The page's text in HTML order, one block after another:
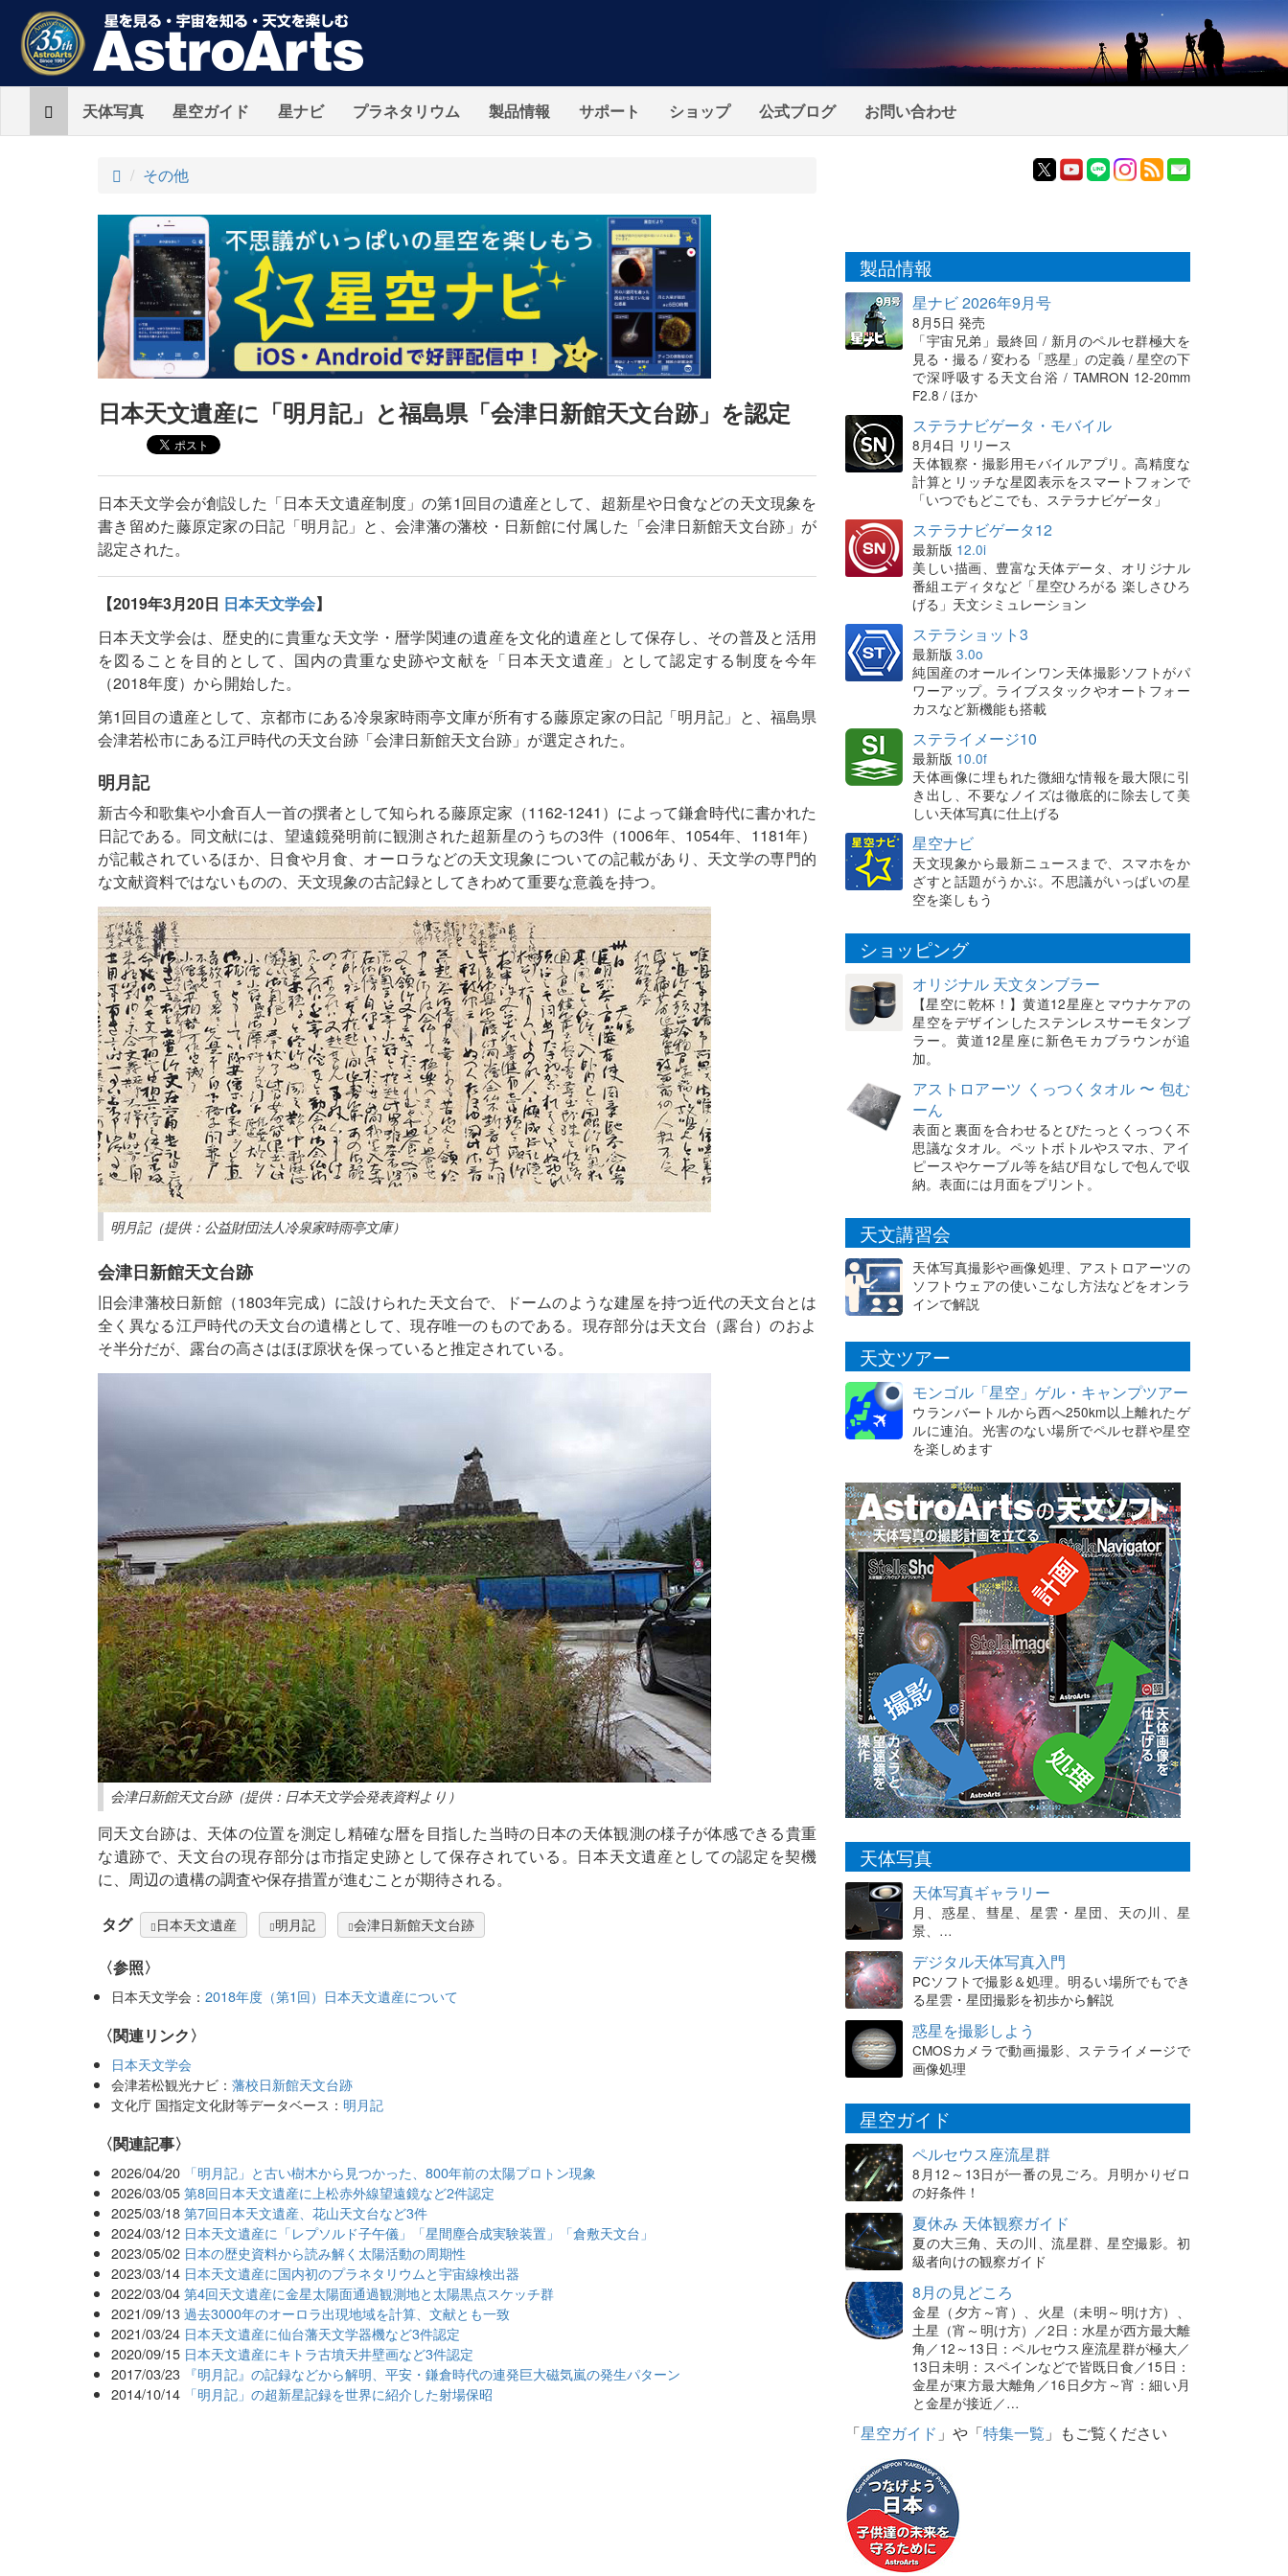
Home天体写真 星空ガイド 星ナビ プラネタリウム 製品情報 サポート ショップ 公式ブログ お問い合わせ
ト
プ
その他
日本天文遺産に「明月記」と福島県「会津日新館天文台跡」を認定
日本天文学会が創設した「日本天文遺産制度」の第1回目の遺産として、超新星や日食などの天文現象を
書き留めた藤原定家の日記「明月記」と、会津藩の藩校・日新館に付属した「会津日新館天文台跡」が
認定された。
【2019年3月20日 日本天文学会】
日本天文学会は、歴史的に貴重な天文学・暦学関連の遺産を文化的遺産として保存し、その普及と活用
を図ることを目的として、国内の貴重な史跡や文献を「日本天文遺産」として認定する制度を今年
（2018年度）から開始した。
第1回目の遺産として、京都市にある冷泉家時雨亭文庫が所有する藤原定家の日記「明月記」と、福島県
会津若松市にある江戸時代の天文台跡「会津日新館天文台跡」が選定された。
明月記
新古今和歌集や小倉百人一首の撰者として知られる藤原定家（1162-1241）によって鎌倉時代に書かれた
日記である。同文献には、望遠鏡発明前に観測された超新星のうちの3件（1006年、1054年、1181年）
が記載されているほか、日食や月食、オーロラなどの天文現象についての記載があり、天文学の専門的
な文献資料ではないものの、天文現象の古記録としてきわめて重要な意義を持つ。
明月記（提供：公益財団法人冷泉家時雨亭文庫）
会津日新館天文台跡
旧会津藩校日新館（1803年完成）に設けられた天文台で、ドームのような建屋を持つ近代の天文台とは
全く異なる江戸時代の天文台の遺構として、現存唯一のものである。現存部分は天文台（露台）のおよ
そ半分だが、露台の高さはほぼ原状を保っていると推定されている。
会津日新館天文台跡（提供：日本天文学会発表資料より）
同天文台跡は、天体の位置を測定し精確な暦を目指した当時の日本の天体観測の様子が体感できる貴重
な遺跡で、天文台の現存部分は市指定史跡として保存されている。日本天文遺産としての認定を契機
に、周辺の遺構の調査や保存措置が進むことが期待される。
タグ 日本天文遺産 明月記 会津日新館天文台跡
〈参照〉
日本天文学会：2018年度（第1回）日本天文遺産について
〈関連リンク〉
日本天文学会
会津若松観光ナビ：藩校日新館天文台跡
文化庁 国指定文化財等データベース： 明月記
関連記事
2026/04/20 「明月記」と古い樹木から見つかった、800年前の太陽プロトン現象
2026/03/05 第8回日本天文遺産に上松赤外線望遠鏡など2件認定
2025/03/18 第7回日本天文遺産、花山天文台など3件
2024/03/12 日本天文遺産に「レプソルド子午儀」「星間塵合成実験装置」「倉敷天文台」
2023/05/02 日本の歴史資料から読み解く太陽活動の周期性
2023/03/14 日本天文遺産に国内初のプラネタリウムと宇宙線検出器
2022/03/04 第4回天文遺産に金星太陽面通過観測地と太陽黒点スケッチ群
2021/09/13 過去3000年のオーロラ出現地域を計算、文献とも一致
2021/03/24 日本天文遺産に仙台藩天文学器機など3件認定
2020/09/15 日本天文遺産にキトラ古墳天井壁画など3件認定
2017/03/23 『明月記』の記録などから解明、平安・鎌倉時代の連発巨大磁気嵐の発生パターン
2014/10/14 「明月記」の超新星記録を世界に紹介した射場保昭
製品情報
星ナビ 2026年9月号
8月5日 発売
「宇宙兄弟」最終回 / 新月のペルセ群極大を
見る・撮る / 変わる「惑星」の定義 / 星空の下
で深呼吸する天文台浴 / TAMRON 12-20mm
F2.8 / ほか
ステラナビゲータ・モバイル
8月4日 リリース
天体観察・撮影用モバイルアプリ。高精度な
計算とリッチな星図表示をスマートフォンで
「いつでもどこでも、ステラナビゲータ」
ステラナビゲータ12
最新版 12.0i
美しい描画、豊富な天体データ、オリジナル
番組エディタなど「星空ひろがる 楽しさひろ
げる」天文シミュレーション
ステラショット3
最新版 3.0o
純国産のオールインワン天体撮影ソフトがパ
ワーアップ。ライブスタックやオートフォー
カスなど新機能も搭載
ステライメージ10
最新版 10.0f
天体画像に埋もれた微細な情報を最大限に引
き出し、不要なノイズは徹底的に除去して美
しい天体写真に仕上げる
星空ナビ
天文現象から最新ニュースまで、スマホをか
ざすと話題がうかぶ。不思議がいっぱいの星
空を楽しもう
ショッピング
オリジナル 天文タンブラー
【星空に乾杯！】黄道12星座とマウナケアの
星空をデザインしたステンレスサーモタンブ
ラー。黄道12星座に新色モカブラウンが追
加。
アストロアーツ くっつくタオル 〜 包む
ーん
表面と裏面を合わせるとぴたっとくっつく不
思議なタオル。ペットボトルやスマホ、アイ
ピースやケーブル等を結び目なしで包んで収
納。表面には月面をプリント。
天文講習会
天体写真撮影や画像処理、アストロアーツの
ソフトウェアの使いこなし方法などをオンラ
インで解説
天文ツアー
モンゴル「星空」ゲル・キャンプツアー
ウランバートルから西へ250km以上離れたゲ
ルに連泊。光害のない場所でペルセ群や星空
を楽しめます
天体写真
天体写真ギャラリー
月、惑星、彗星、星雲・星団、天の川、星
景、…
デジタル天体写真入門
PCソフトで撮影＆処理。明るい場所でもでき
る星雲・星団撮影を初歩から解説
惑星を撮影しよう
CMOSカメラで動画撮影、ステライメージで
画像処理
星空ガイド
ペルセウス座流星群
8月12～13日が一番の見ごろ。月明かりゼロ
の好条件！
夏休み 天体観察ガイド
夏の大三角、天の川、流星群、星空撮影。初
級者向けの観察ガイド
8月の見どころ
金星（夕方～宵）、火星（未明～明け方）、
土星（宵～明け方）／2日：水星が西方最大離
角／12～13日：ペルセウス座流星群が極大／
13日未明：スペインなどで皆既日食／15日：
金星が東方最大離角／16日夕方～宵：細い月
と金星が接近／…
「星空ガイド 」や「特集一覧 」もご覧ください